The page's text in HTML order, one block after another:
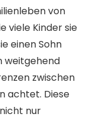
von
viele Kinder sie
einen Sohn
weitgehend
zwischen
achtet. Diese
nur